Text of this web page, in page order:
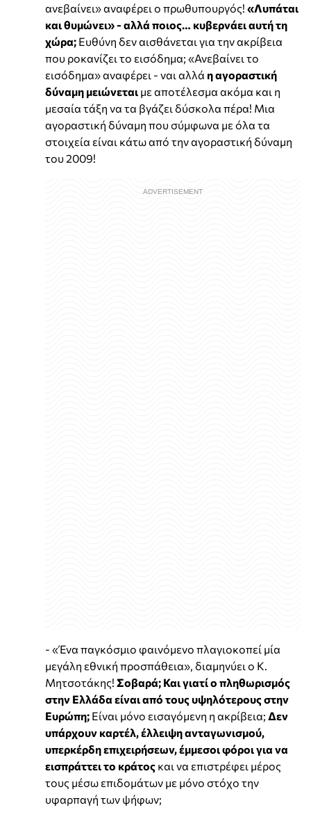
ανεβαίνει» αναφέρει ο πρωθυπουργός! «Λυπάται
και θυμώνει» - αλλά ποιος… κυβερνάει αυτή τη
χώρα; Ευθύνη δεν αισθάνεται για την ακρίβεια
που ροκανίζει το εισόδημα; «Ανεβαίνει το
εισόδημα» αναφέρει - ναι αλλά η αγοραστική
δύναμη μειώνεται με αποτέλεσμα ακόμα και η
μεσαία τάξη να τα βγάζει δύσκολα πέρα! Μια
αγοραστική δύναμη που σύμφωνα με όλα τα
στοιχεία είναι κάτω από την αγοραστική δύναμη
του 2009!
- «Ένα παγκόσμιο φαινόμενο πλαγιοκοπεί μία
μεγάλη εθνική προσπάθεια», διαμηνύει ο Κ.
Μητσοτάκης! Σοβαρά; Και γιατί ο πληθωρισμός
στην Ελλάδα είναι από τους υψηλότερους στην
Ευρώπη; Είναι μόνο εισαγόμενη η ακρίβεια; Δεν
υπάρχουν καρτέλ, έλλειψη ανταγωνισμού,
υπερκέρδη επιχειρήσεων, έμμεσοι φόροι για να
εισπράττει το κράτος και να επιστρέφει μέρος
τους μέσω επιδομάτων με μόνο στόχο την
υφαρπαγή των ψήφων;